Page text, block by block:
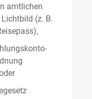
amtlichen
(z. B.